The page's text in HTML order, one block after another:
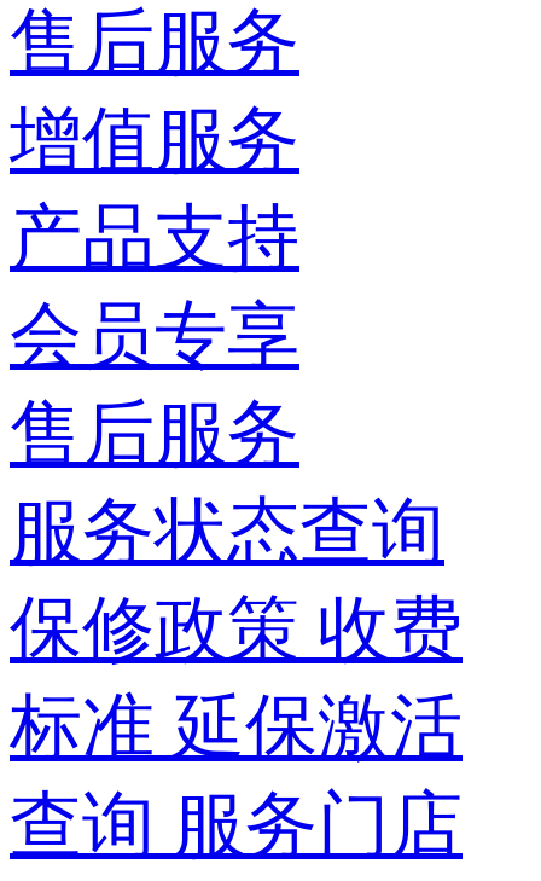
售后服务
增值服务
产品支持
会员专享
售后服务
服务状态查询
保修政策 收费
标准 延保激活
查询 服务门店